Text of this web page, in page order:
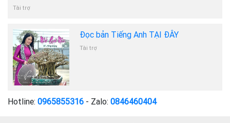
Tài trợ
Đọc bản Tiếng Anh TẠI ĐÂY
Tài trợ
Hotline: 0965855316 - Zalo: 0846460404